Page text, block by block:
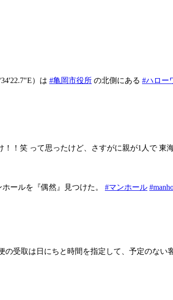
）は #亀岡市役所 の北側にある #ハロー
！笑 って思ったけど、さすがに親が1人で 東
ールを『偶然』見つけた。 #マンホール
受取は日にちと時間を指定して、予定のない